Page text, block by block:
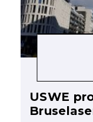
USWE